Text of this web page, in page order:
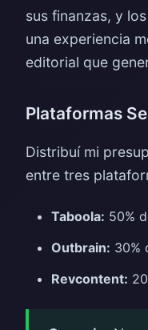
sus finanzas, y
una experiencia
editorial que
Plataformas
Distribuí mi
entre tres
Taboola: 50%
Outbrain: 30%
Revcontent: